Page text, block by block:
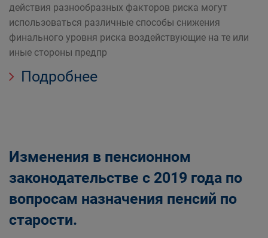
действия разнообразных факторов риска могут
использоваться различные способы снижения
финального уровня риска воздействующие на те или
иные стороны предпр
Подробнее
Изменения в пенсионном
законодательстве с 2019 года по
вопросам назначения пенсий по
старости.